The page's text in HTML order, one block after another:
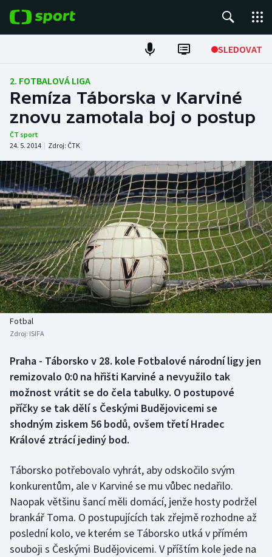
SLEDOVAT
Fotbal
Hokej
Tenis
Atletika
Cyklistika
DALŠÍ SPORTY
Americký fotbal
Baseball a softbal
Basketbal
Biatlon
Boby a skeleton
Box
Curling
Florbal
Futsal
Golf
NEPŘEHLÉDNĚTE
Soutěže
Historické návraty
Aplikace ČT sport
AZ kvíz
2. FOTBALOVÁ LIGA
Remíza Táborska v Karviné
znovu zamotala boj o postup
ČT sport
24. 5. 2014 | Zdroj: ČTK
Fotbal
Zdroj: ISIFA
Praha - Táborsko v 28. kole Fotbalové národní ligy jen
remizovalo 0:0 na hřišti Karviné a nevyužilo tak
možnost vrátit se do čela tabulky. O postupové
příčky se tak dělí s Českými Budějovicemi se
shodným ziskem 56 bodů, ovšem třetí Hradec
Králové ztrácí jediný bod.
Táborsko potřebovalo vyhrát, aby odskočilo svým
konkurentům, ale v Karviné se mu vůbec nedařilo.
Naopak většinu šancí měli domácí, jenže hosty podržel
brankář Toma. O postupujících tak zřejmě rozhodne až
poslední kolo, ve kterém se Táborsko utká v přímém
souboji s Českými Budějovicemi. V příštím kole jede na